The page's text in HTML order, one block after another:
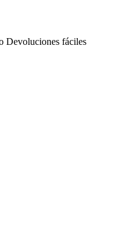
Devoluciones fáciles